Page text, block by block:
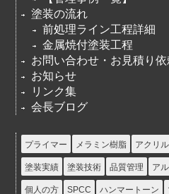
塗装の流れ
前処理ライン工程詳細
金属焼付塗装工程
お問い合わせ・お見積り依
お知らせ
リンク集
会長ブログ
プライマー メラミン樹脂 アクリ
塗装実績 塗装技術 品質管理 アル
個人の方 SPCC ハンマートーン